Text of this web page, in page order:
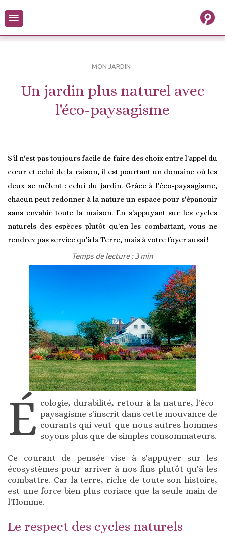
≡
MON JARDIN
Un jardin plus naturel avec
l'éco-paysagisme
S'il n'est pas toujours facile de faire des choix entre l'appel du
cœur et celui de la raison, il est pourtant un domaine où les
deux se mêlent : celui du jardin. Grâce à l'éco-paysagisme,
chacun peut redonner à la nature un espace pour s'épanouir
sans envahir toute la maison. En s'appuyant sur les cycles
naturels des espèces plutôt qu'en les combattant, vous ne
rendrez pas service qu'à la Terre, mais à votre foyer aussi !
Temps de lecture : 3 min
É cologie, durabilité, retour à la nature, l'éco-
paysagisme s'inscrit dans cette mouvance de
courants qui veut que nous autres hommes
soyons plus que de simples consommateurs.
Ce courant de pensée vise à s'appuyer sur les
écosystèmes pour arriver à nos fins plutôt qu'à les
combattre. Car la terre, riche de toute son histoire,
est une force bien plus coriace que la seule main de
l'Homme.
Le respect des cycles naturels